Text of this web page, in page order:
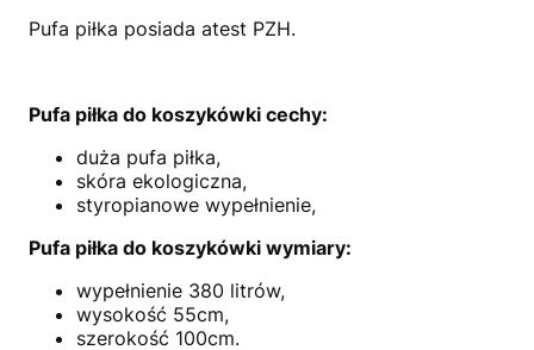
Pufa piłka posiada atest PZH.
Pufa piłka do koszykówki cechy:
duża pufa piłka,
skóra ekologiczna,
styropianowe wypełnienie,
Pufa piłka do koszykówki wymiary:
wypełnienie 380 litrów,
wysokość 55cm,
szerokość 100cm.